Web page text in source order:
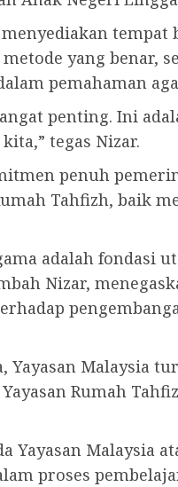
tempat
yang benar,
pemahaman
penting. Ini
tegas Nizar.
penuh
Tahfizh, baik
adalah fondasi
Nizar,
Yayasan Malaysia
Rumah
Yayasan Malaysia
proses